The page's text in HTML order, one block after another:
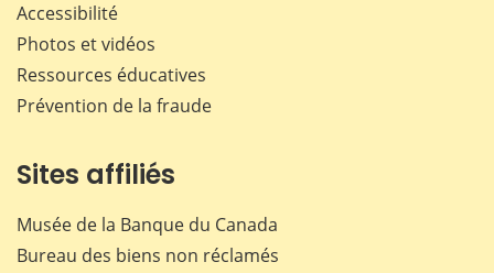
Accessibilité
Photos et vidéos
Ressources éducatives
Prévention de la fraude
Sites affiliés
Musée de la Banque du Canada
Bureau des biens non réclamés